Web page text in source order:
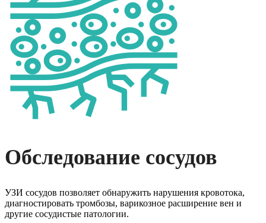
Обследование сосудов
УЗИ сосудов позволяет обнаружить нарушения кровотока,
диагностировать тромбозы, варикозное расширение вен и
другие сосудистые патологии.